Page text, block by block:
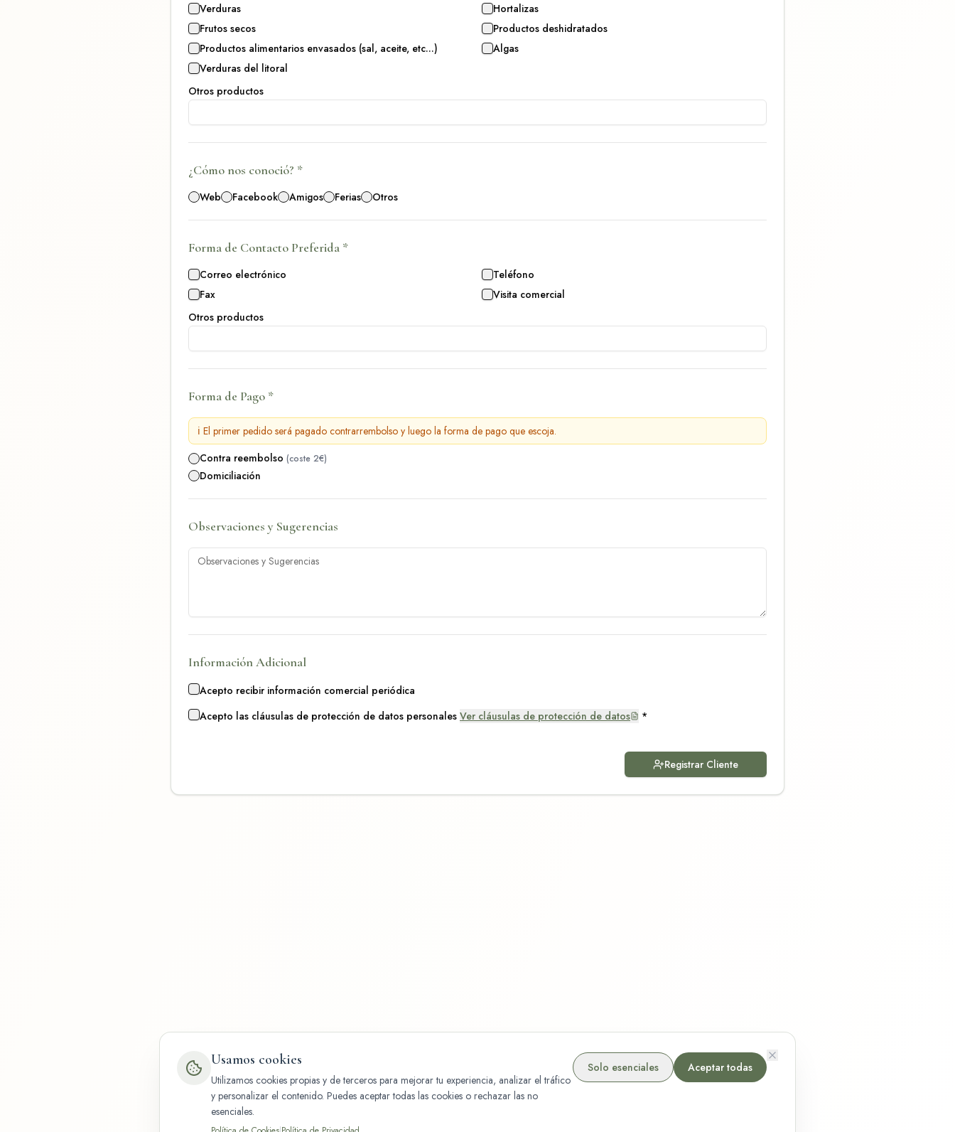
Verduras
Hortalizas
Frutos secos
Productos deshidratados
Productos alimentarios envasados (sal, aceite, etc...)
Algas
Verduras del litoral
Otros productos
¿Cómo nos conoció? *
Web Facebook Amigos Ferias Otros
Forma de Contacto Preferida *
Correo electrónico
Teléfono
Fax
Visita comercial
Otros productos
Forma de Pago *
ℹ️ El primer pedido será pagado contrarrembolso y luego la forma de pago que escoja.
Contra reembolso (coste 2€)
Domiciliación
Observaciones y Sugerencias
Información Adicional
Acepto recibir información comercial periódica
Acepto las cláusulas de protección de datos personales Ver cláusulas de protección de datos *
Registrar Cliente
Usamos cookies
Utilizamos cookies propias y de terceros para mejorar tu experiencia, analizar el tráfico
y personalizar el contenido. Puedes aceptar todas las cookies o rechazar las no
esenciales.
Solo esenciales Aceptar todas